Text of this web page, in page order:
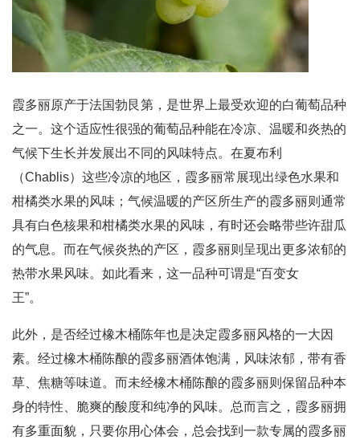
霞多丽原产于法国勃艮第，是世界上最受欢迎的白葡萄品种
之一。这个适应性很强的葡萄品种能在冷凉、温暖和炎热的
气候下生长并发展出不同的风味特点。在夏布利
（Chablis）这些冷凉的地区，霞多丽常展现出绿色水果和
柑橘类水果的风味；气候温暖的产区所生产的霞多丽则通常
具有白色核果和柑橘类水果的风味，有时还会略带些许甜瓜
的气息。而在气候炎热的产区，霞多丽则呈现出更多浓郁的
热带水果风味。如此看来，这一品种可谓是“百变女
王”。
此外，是否经过橡木桶陈年也是决定霞多丽风格的一大因
素。经过橡木桶陈酿的霞多丽酒体饱满，风味浓郁，带有香
草、焦糖等味道。而未经橡木桶陈酿的霞多丽则保留品种本
身的特性、脆爽的酸度和纯净的风味。总而言之，霞多丽拥
有多重面貌，只要你用心体会，总会找到一款专属的霞多丽